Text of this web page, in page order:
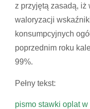
z przyjętą zasadą,
waloryzacji
konsumpcyjnych
poprzednim roku
99%.
Pełny tekst:
pismo stawki oplat w